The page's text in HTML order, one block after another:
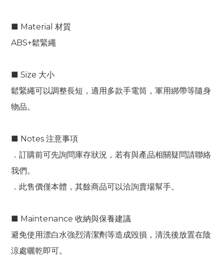
■ Material 材質
ABS+鬆緊繩
■ Size 大小
鬆緊繩可以調整長短，適用多款手電筒，軍用綁帶等隨身
物品。
■ Notes 注意事項
．訂購前可先詢問庫存狀況，若有與產品相關疑問請聯絡
我們。
．此售價僅本體，其餘商品可以洽詢賣場幫手。
■ Maintenance 收納與保養建議
避免使用漂白水強烈清潔劑等造成毀損，清洗後放置在陰
涼處曬乾即可。